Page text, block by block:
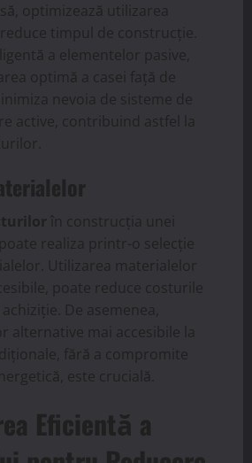
optimizează utilizarea
timpul de construcție.
a elementelor pasive,
optimă a casei față de
nevoia de sisteme de
active, contribuind astfel la
în construcția unei
realiza printr-o selecție
Utilizarea materialelor
poate reduce costurile
De asemenea,
alternative mai accesibile la
fără a compromite
este crucială.
Eficientă a